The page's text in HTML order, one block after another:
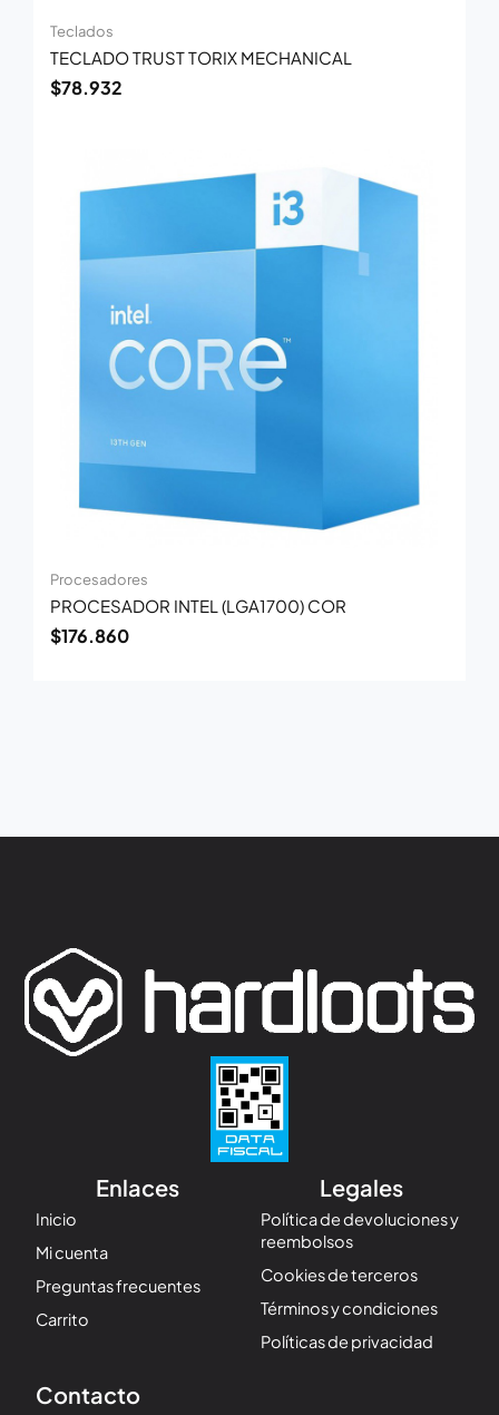
Teclados
TECLADO TRUST TORIX MECHANICAL
$78.932
Procesadores
PROCESADOR INTEL (LGA1700) COR
$176.860
Enlaces
Inicio
Mi cuenta
Preguntas frecuentes
Carrito
Legales
Política de devoluciones y
reembolsos
Cookies de terceros
Términos y condiciones
Políticas de privacidad
Contacto